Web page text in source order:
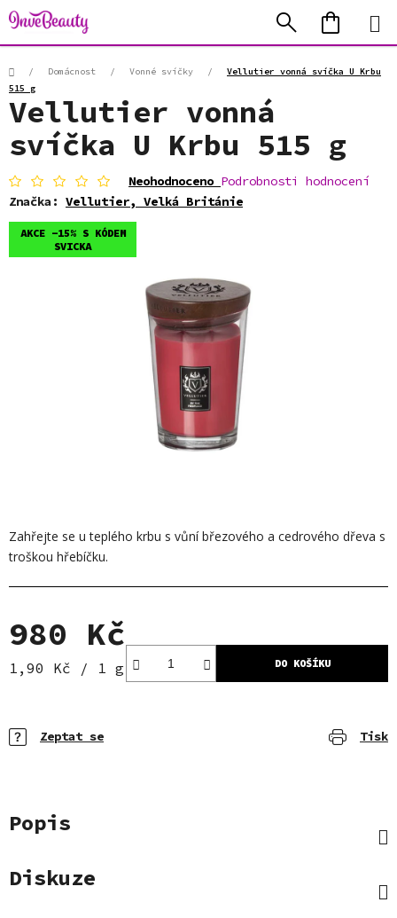
Přejít
na
obsah
Hledat
KOŠÍK
Domů/ Domácnost / Vonné svíčky /
Vellutier vonná svíčka U Krbu
515 g
Zahřejte se u teplého krbu s vůníbřezového a cedrového dřeva s
troškou hřebíčku.
980 Kč
Měrná cena:
1,90 Kč / 1 g DO KOŠÍKU
Tisk
Zeptat se
Vellutier vonná
svíčka U Krbu 515 g
Průměrné
hodnocení
produktu
je
0,0
z
hvězdiček.
Neohodnoceno Podrobnosti hodnocení
Značka: Vellutier, Velká Británie
AKCE -15% S KÓDEM
SVICKA
Popis
Diskuze